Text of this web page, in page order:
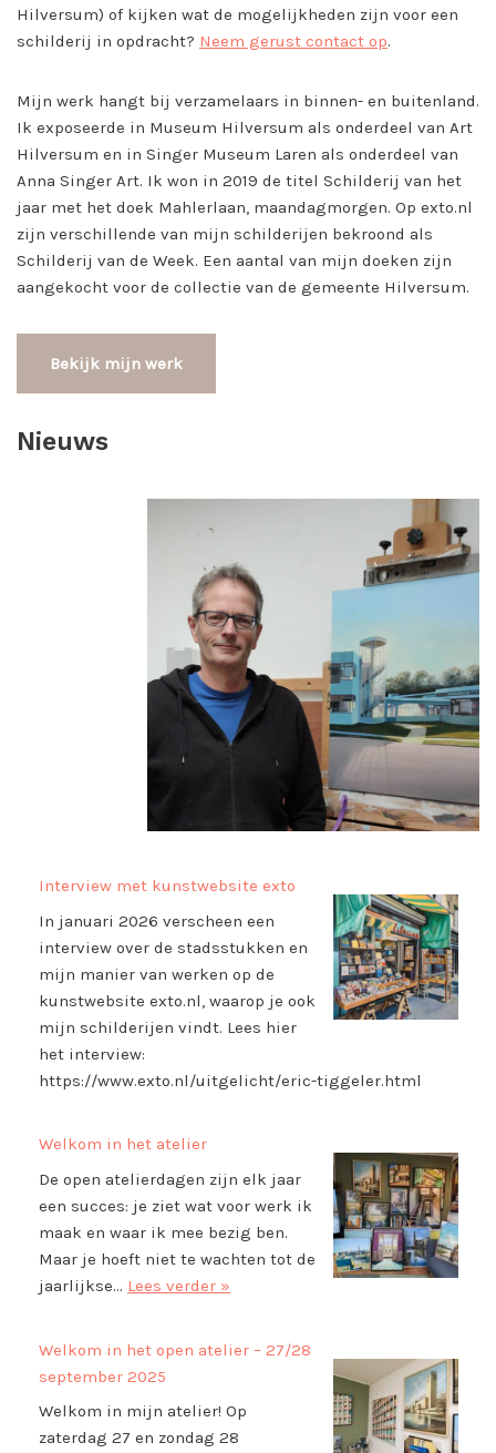
Hilversum) of kijken wat de mogelijkheden zijn voor een
schilderij in opdracht? Neem gerust contact op.
Mijn werk hangt bij verzamelaars in binnen- en buitenland.
Ik exposeerde in Museum Hilversum als onderdeel van Art
Hilversum en in Singer Museum Laren als onderdeel van
Anna Singer Art. Ik won in 2019 de titel Schilderij van het
jaar met het doek Mahlerlaan, maandagmorgen. Op exto.nl
zijn verschillende van mijn schilderijen bekroond als
Schilderij van de Week. Een aantal van mijn doeken zijn
aangekocht voor de collectie van de gemeente Hilversum.
Bekijk mijn werk
Nieuws
Interview met kunstwebsite exto
In januari 2026 verscheen een
interview over de stadsstukken en
mijn manier van werken op de
kunstwebsite exto.nl, waarop je ook
mijn schilderijen vindt. Lees hier
het interview:
https://www.exto.nl/uitgelicht/eric-tiggeler.html
Welkom in het atelier
De open atelierdagen zijn elk jaar
een succes: je ziet wat voor werk ik
maak en waar ik mee bezig ben.
Maar je hoeft niet te wachten tot de
jaarlijkse… Lees verder »
Welkom in het open atelier – 27/28
september 2025
Welkom in mijn atelier! Op
zaterdag 27 en zondag 28